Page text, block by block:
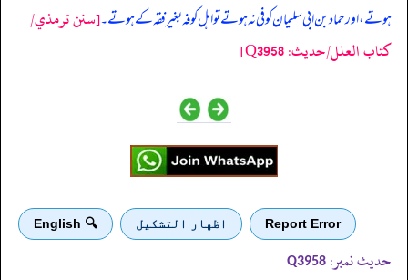
ہوتے، اور حماد بن ابی سلیمان کوفی نہ ہوتے تو اہل کوفہ بغیر فقہ کے ہوتے۔[سنن ترمذي/
کتاب العلل/حدیث: Q3958]
Report Error اظهار التشكيل 🔍 English
حدیث نمبر: Q3958